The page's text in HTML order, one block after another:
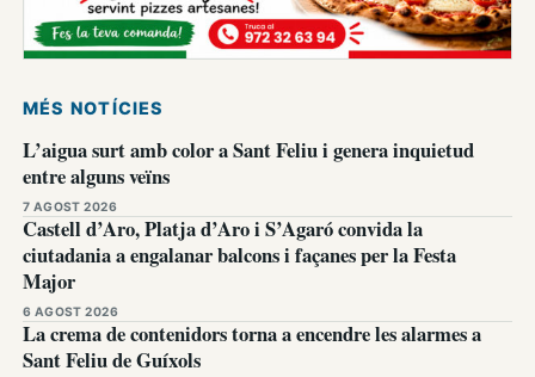
MÉS NOTÍCIES
L’aigua surt amb color a Sant Feliu i genera inquietud
entre alguns veïns
7 AGOST 2026
Castell d’Aro, Platja d’Aro i S’Agaró convida la
ciutadania a engalanar balcons i façanes per la Festa
Major
6 AGOST 2026
La crema de contenidors torna a encendre les alarmes a
Sant Feliu de Guíxols